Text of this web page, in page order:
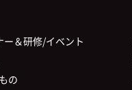
ー＆研修/イベント
の